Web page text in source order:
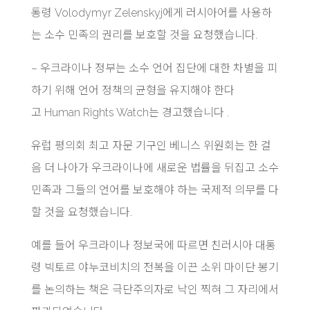
통령 Volodymyr Zelenskyj에게 러시아어를 사용하
는 소수 민족의 권리를 보호할 것을 요청했습니다.
– 우크라이나 정부는 소수 언어 집단에 대한 차별을 피
하기 위해 언어 정책의 균형을 유지해야 한다
고 Human Rights Watch는 경고했습니다 .
유럽 ​​평의회 최고 자문 기구인 베니스 위원회는 한 걸
음 더 나아가 우크라이나에 새로운 법률을 뒤집고 소수
민족과 그들의 언어를 보호해야 하는 국제적 의무를 다
할 것을 요청했습니다.
예를 들어 우크라이나 정보국에 따르면 친러시아 대통
령 빅토르 야누코비치의 전복을 이끈 소위 마이단 봉기
를 논의하는 책은 극단주의자로 낙인 찍혀 그 자리에서